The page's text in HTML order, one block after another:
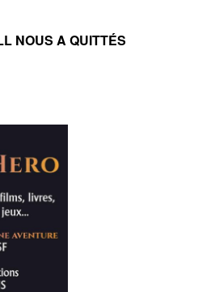
NOUS A QUITTÉS